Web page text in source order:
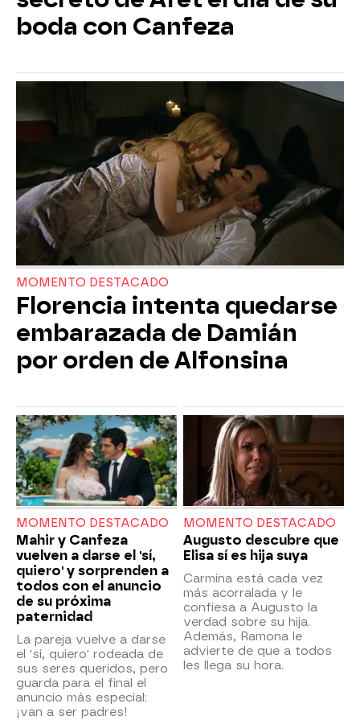
boda con Canfeza
MOMENTO DESTACADO
Florencia intenta quedarse
embarazada de Damián
por orden de Alfonsina
MOMENTO DESTACADO
Mahir y Canfeza
vuelven a darse el 'sí,
quiero' y sorprenden a
todos con el anuncio
de su próxima
paternidad
La pareja vuelve a darse
el 'sí, quiero' rodeada de
sus seres queridos, pero
guarda para el final el
anuncio más especial:
¡van a ser padres!
MOMENTO DESTACADO
Augusto descubre que
Elisa sí es hija suya
Carmina está cada vez
más acorralada y le
confiesa a Augusto la
verdad sobre su hija.
Además, Ramona le
advierte de que a todos
les llega su hora.